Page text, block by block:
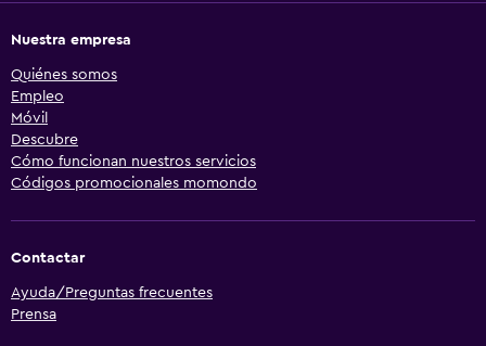
Nuestra empresa
Quiénes somos
Empleo
Móvil
Descubre
Cómo funcionan nuestros servicios
Códigos promocionales momondo
Contactar
Ayuda/Preguntas frecuentes
Prensa